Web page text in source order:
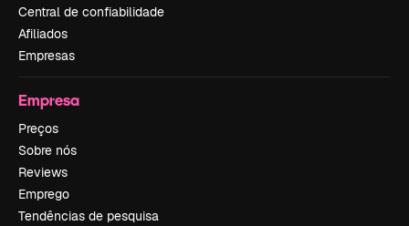
Central de confiabilidade
Afiliados
Empresas
Empresa
Preços
Sobre nós
Reviews
Emprego
Tendências de pesquisa